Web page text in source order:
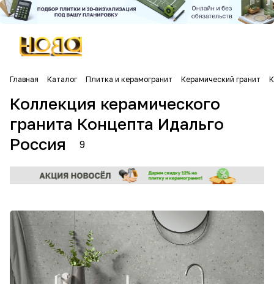
Главная Каталог Плитка и керамогранит Керамический гранит
Коллекция керамического
гранита Концепта Идальго
Россия
9